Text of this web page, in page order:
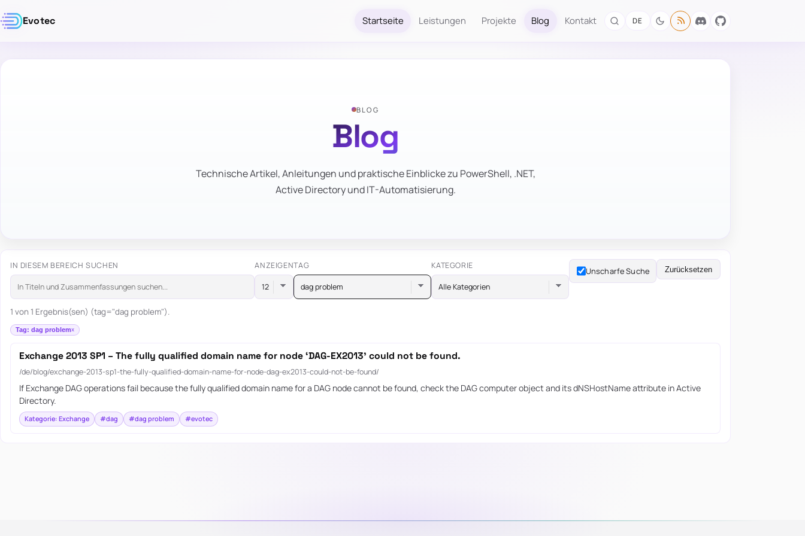
Evotec Startseite Leistungen Projekte Blog Kontakt DE
BLOG
Blog
Technische Artikel, Anleitungen und praktische Einblicke zu PowerShell, .NET,
Active Directory und IT-Automatisierung.
IN DIESEM BEREICH SUCHEN ANZEIGENTAG
dag problem
KATEGORIE
Alle Kategorien
Unscharfe Suche Zurücksetzen
1 von 1 Ergebnis(sen) (tag="dag problem").
Tag: dag problem
Exchange 2013 SP1 – The fully qualified domain name for node ‘DAG-EX2013’ could not be found.
/de/blog/exchange-2013-sp1-the-fully-qualified-domain-name-for-node-dag-ex2013-could-not-be-found/
If Exchange DAG operations fail because the fully qualified domain name for a DAG node cannot be found, check the DAG computer object and its dNSHostName attribute in Active
Directory.
Kategorie: Exchange #dag #dag problem #evotec